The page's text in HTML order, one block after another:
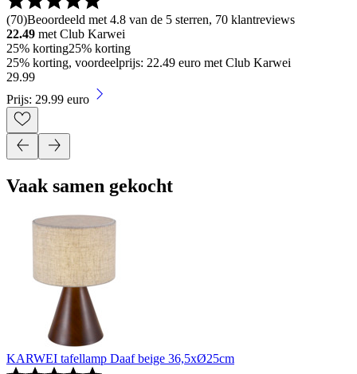
(70)Beoordeeld met 4.8 van de 5 sterren, 70 klantreviews
22.49 met Club Karwei
25% korting25% korting
25% korting, voordeelprijs: 22.49 euro met Club Karwei
29.99
Prijs: 29.99 euro
Vaak samen gekocht
KARWEI tafellamp Daaf beige 36,5xØ25cm